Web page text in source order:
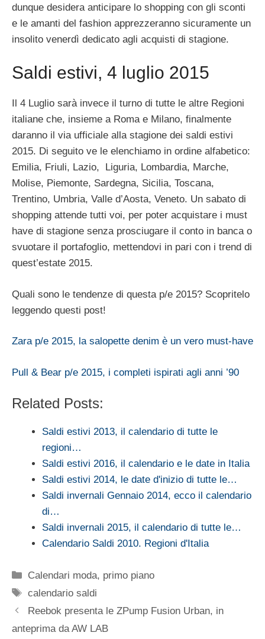
dunque desidera anticipare lo shopping con gli sconti
e le amanti del fashion apprezzeranno sicuramente un
insolito venerdì dedicato agli acquisti di stagione.
Saldi estivi, 4 luglio 2015
Il 4 Luglio sarà invece il turno di tutte le altre Regioni
italiane che, insieme a Roma e Milano, finalmente
daranno il via ufficiale alla stagione dei saldi estivi
2015. Di seguito ve le elenchiamo in ordine alfabetico:
Emilia, Friuli, Lazio, Liguria, Lombardia, Marche,
Molise, Piemonte, Sardegna, Sicilia, Toscana,
Trentino, Umbria, Valle d’Aosta, Veneto. Un sabato di
shopping attende tutti voi, per poter acquistare i must
have di stagione senza prosciugare il conto in banca o
svuotare il portafoglio, mettendovi in pari con i trend di
quest’estate 2015.
Quali sono le tendenze di questa p/e 2015? Scopritelo
leggendo questi post!
Zara p/e 2015, la salopette denim è un vero must-have
Pull & Bear p/e 2015, i completi ispirati agli anni ’90
Related Posts:
Saldi estivi 2013, il calendario di tutte le
regioni…
Saldi estivi 2016, il calendario e le date in Italia
Saldi estivi 2014, le date d'inizio di tutte le…
Saldi invernali Gennaio 2014, ecco il calendario
di…
Saldi invernali 2015, il calendario di tutte le…
Calendario Saldi 2010. Regioni d'Italia
Categorie
Calendari moda, primo piano
Tag
calendario saldi
Reebok presenta le ZPump Fusion Urban, in
anteprima da AW LAB